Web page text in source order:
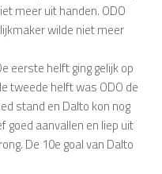
meer uit handen. ODO
wilde niet meer
eerste helft ging gelijk op
tweede helft was ODO de
stand en Dalto kon nog
goed aanvallen en liep uit
De 10e goal van Dalto